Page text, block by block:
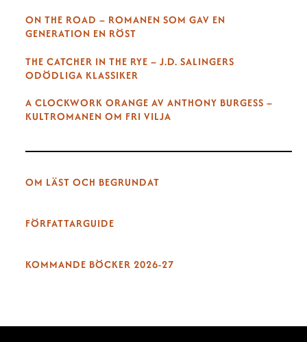
ON THE ROAD – ROMANEN SOM GAV EN
GENERATION EN RÖST
THE CATCHER IN THE RYE – J.D. SALINGERS
ODÖDLIGA KLASSIKER
A CLOCKWORK ORANGE AV ANTHONY BURGESS –
KULTROMANEN OM FRI VILJA
OM LÄST OCH BEGRUNDAT
FÖRFATTARGUIDE
KOMMANDE BÖCKER 2026-27